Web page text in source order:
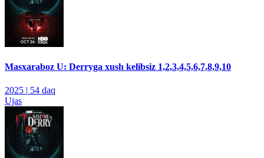
Masxaraboz U: Derryga xush kelibsiz 1,2,3,4,5,6,7,8,9,10
2025 | 54 daq
Ujas